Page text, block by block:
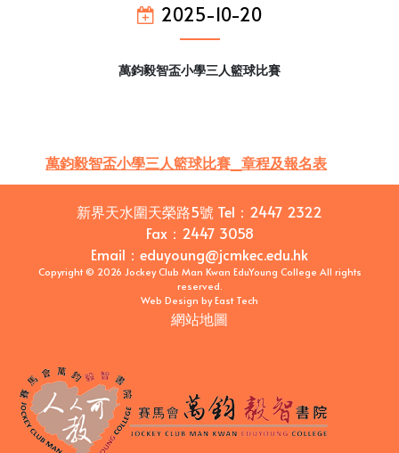
2025-10-20
萬鈞毅智盃小學三人籃球比賽
萬鈞毅智盃小學三人籃球比賽_章程及報名表
新界天水圍天榮路5號 Tel： 2447 2322
Fax： 2447 3058
Email ： eduyoung@jcmkec.edu.hk
Copyright © 2026 Jockey Club Man Kwan EduYoung College All rights
reserved.
Web Design byEast Tech
網站地圖